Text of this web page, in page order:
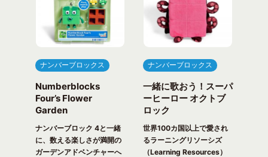
ナンバーブロックス
Numberblocks
Four’s Flower
Garden
ナンバーブロック 4と一緒
に、数える楽しさが満開の
ガーデンアドベンチャーへ
ナンバーブロックス
一緒に歌おう！スーパ
ーヒーロー オクトブ
ロック
世界100カ国以上で愛され
るラーニングリソーシズ
（Learning Resources）